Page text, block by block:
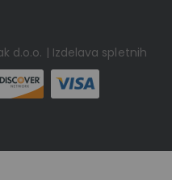
d.o.o. | Izdelava spletnih